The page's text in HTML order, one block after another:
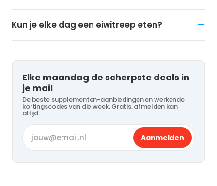
Kun je elke dag een eiwitreep eten?
Elke maandag de scherpste deals in
je mail
De beste supplementen-aanbiedingen en werkende
kortingscodes van die week. Gratis, afmelden kan
altijd.
Aanmelden